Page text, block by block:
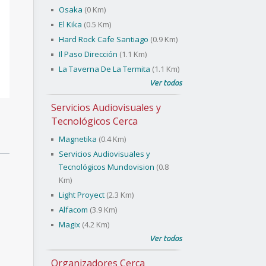
Osaka (0 Km)
El Kika (0.5 Km)
Hard Rock Cafe Santiago (0.9 Km)
Il Paso Dirección (1.1 Km)
La Taverna De La Termita (1.1 Km)
Ver todos
Servicios Audiovisuales y
Tecnológicos Cerca
Magnetika (0.4 Km)
Servicios Audiovisuales y
Tecnológicos Mundovision (0.8
Km)
Light Proyect (2.3 Km)
Alfacom (3.9 Km)
Magix (4.2 Km)
Ver todos
Organizadores Cerca